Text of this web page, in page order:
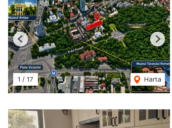
1 / 17 Harta
Previous Next